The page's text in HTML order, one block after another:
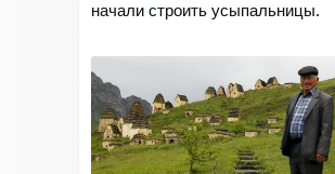
начали строить усыпальницы.